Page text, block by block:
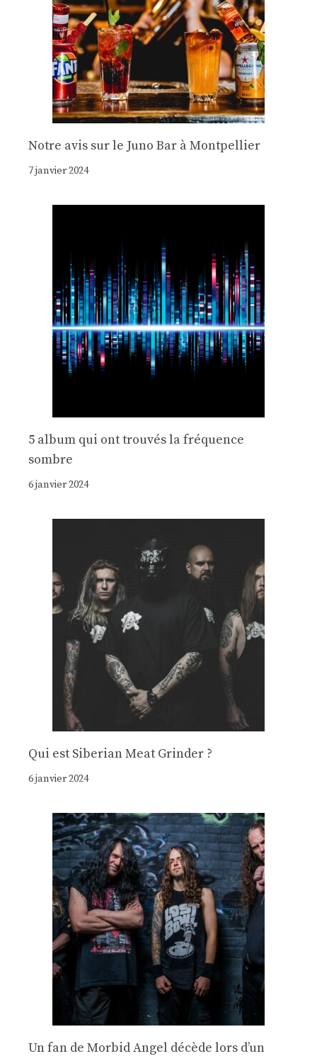
Notre avis sur le Juno Bar à Montpellier
7 janvier 2024
5 album qui ont trouvés la fréquence
sombre
6 janvier 2024
Qui est Siberian Meat Grinder ?
6 janvier 2024
Un fan de Morbid Angel décède lors d’un